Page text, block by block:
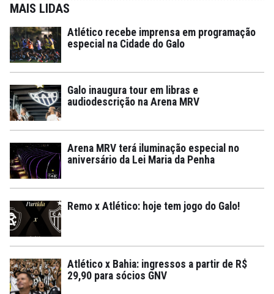
MAIS LIDAS
Atlético recebe imprensa em programação
especial na Cidade do Galo
Galo inaugura tour em libras e
audiodescrição na Arena MRV
Arena MRV terá iluminação especial no
aniversário da Lei Maria da Penha
Remo x Atlético: hoje tem jogo do Galo!
Atlético x Bahia: ingressos a partir de R$
29,90 para sócios GNV